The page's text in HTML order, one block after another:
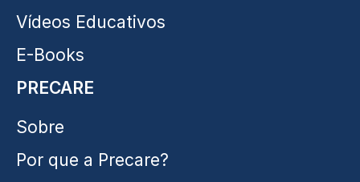
Vídeos Educativos
E-Books
PRECARE
Sobre
Por que a Precare?